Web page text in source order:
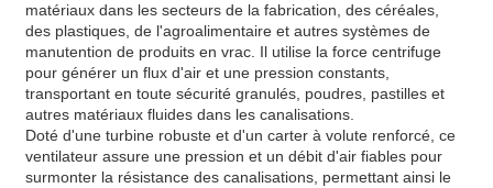
matériaux dans les secteurs de la fabrication, des céréales,
des plastiques, de l'agroalimentaire et autres systèmes de
manutention de produits en vrac. Il utilise la force centrifuge
pour générer un flux d'air et une pression constants,
transportant en toute sécurité granulés, poudres, pastilles et
autres matériaux fluides dans les canalisations.
Doté d'une turbine robuste et d'un carter à volute renforcé, ce
ventilateur assure une pression et un débit d'air fiables pour
surmonter la résistance des canalisations, permettant ainsi le